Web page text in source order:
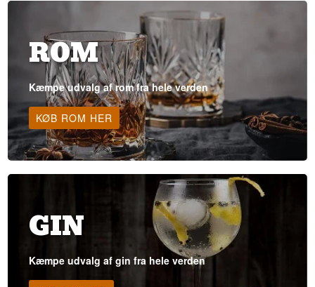
ROM
Kæmpe udvalg af rom fra hele verden
KØB ROM HER
GIN
Kæmpe udvalg af gin fra hele verden